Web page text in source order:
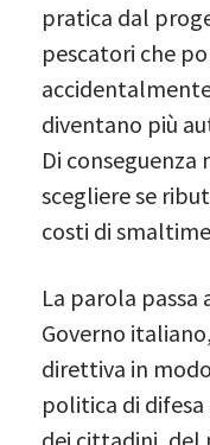
pratica dal
pescatori che
diventano più
Di
scegliere se
costi di
La parola
Governo
direttiva in
politica di